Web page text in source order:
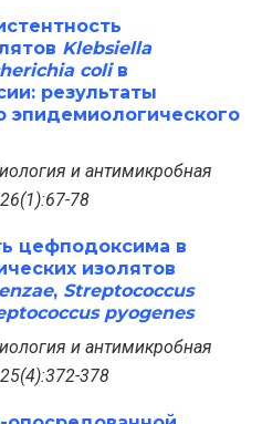
Klebsiella
coliв
результаты
эпидемиологического
и антимикробная
78
цефподоксима в
изолятов
, Streptococcus
pyogenes
и антимикробная
378